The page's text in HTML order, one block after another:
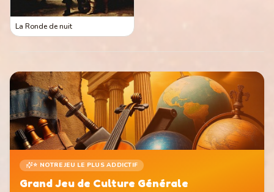
La Ronde de nuit
⭐ NOTRE JEU LE PLUS ADDICTIF
Grand Jeu de Culture Générale